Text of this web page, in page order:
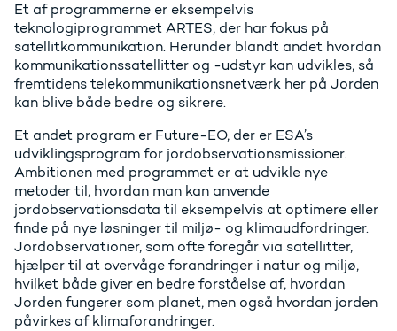
Et af programmerne er eksempelvis
teknologiprogrammet ARTES, der har fokus på
satellitkommunikation. Herunder blandt andet hvordan
kommunikationssatellitter og -udstyr kan udvikles, så
fremtidens telekommunikationsnetværk her på Jorden
kan blive både bedre og sikrere.
Et andet program er Future-EO, der er ESA’s
udviklingsprogram for jordobservationsmissioner.
Ambitionen med programmet er at udvikle nye
metoder til, hvordan man kan anvende
jordobservationsdata til eksempelvis at optimere eller
finde på nye løsninger til miljø- og klimaudfordringer.
Jordobservationer, som ofte foregår via satellitter,
hjælper til at overvåge forandringer i natur og miljø,
hvilket både giver en bedre forståelse af, hvordan
Jorden fungerer som planet, men også hvordan jorden
påvirkes af klimaforandringer.